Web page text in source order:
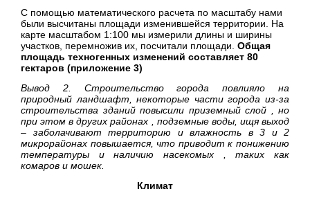
С помощью математического расчета по масштабу нами
были высчитаны площади изменившейся территории. На
карте масштабом 1:100 мы измерили длины и ширины
участков, перемножив их, посчитали площади. Общая
площадь техногенных изменений составляет 80
гектаров (приложение 3)
Вывод 2. Строительство города повлияло на
природный ландшафт, некоторые части города из-за
строительства зданий повысили приземный слой , но
при этом в других районах , подземные воды, ищя выход
– заболачивают территорию и влажность в 3 и 2
микрорайонах повышается, что приводит к понижению
температуры и наличию насекомых , таких как
комаров и мошек.
Климат